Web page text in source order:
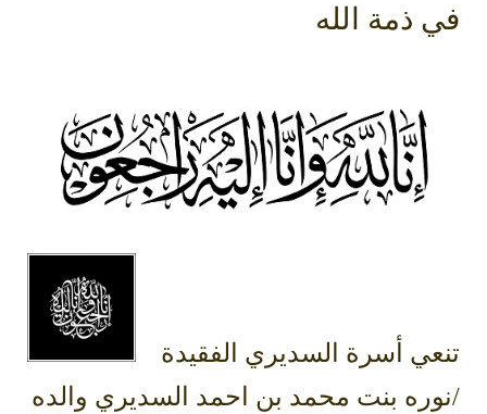
في ذمة الله
تنعي أسرة السديري الفقيدة
/نوره بنت محمد بن احمد السديري والده